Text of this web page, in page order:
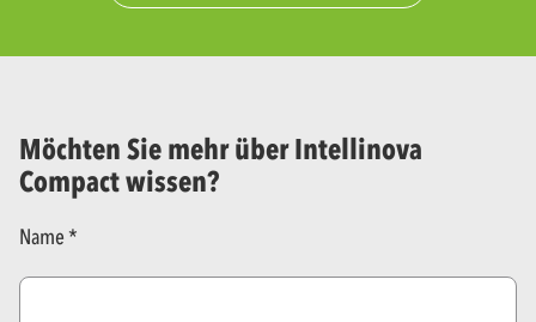
Möchten Sie mehr über Intellinova
Compact wissen?
Name